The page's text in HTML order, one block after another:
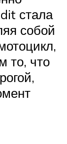
стала
собой
то, что